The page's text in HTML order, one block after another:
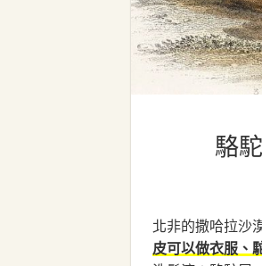
駱
北非的撒哈拉沙
皮可以做衣服、